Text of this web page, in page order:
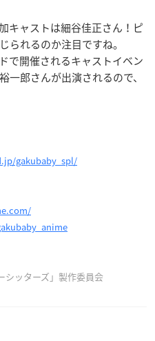
キャストは細谷佳正さん！ピ
られるのか注目ですね。
で開催されるキャストイベン
一郎さんが出演されるので、
gakubaby_spl/
ッターズ」製作委員会